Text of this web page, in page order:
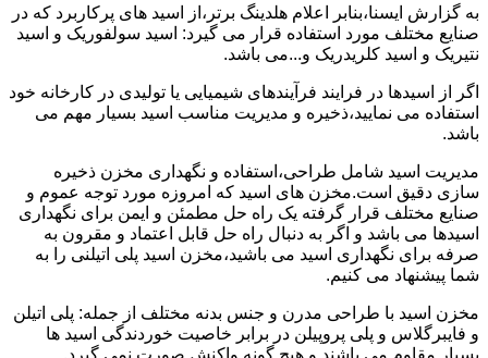
به گزارش ایسنا،بنابر اعلام هلدینگ برتر،از اسید های پرکاربرد که در
صنایع مختلف مورد استفاده قرار می گیرد: اسید سولفوریک و اسید
نتیریک و اسید کلریدریک و...می باشد.
اگر از اسیدها در فرایند فرآیندهای شیمیایی یا تولیدی در کارخانه خود
استفاده می نمایید،ذخیره و مدیریت مناسب اسید بسیار مهم می
باشد.
مدیریت اسید شامل طراحی،استفاده و نگهداری مخزن ذخیره
سازی دقیق است.مخزن های اسید که امروزه مورد توجه عموم و
صنایع مختلف قرار گرفته یک راه حل مطمئن و ایمن برای نگهداری
اسیدها می باشد و اگر به دنبال راه حل قابل اعتماد و مقرون به
صرفه برای نگهداری اسید می باشید،مخزن اسید پلی اتیلنی را به
شما پیشنهاد می کنیم.
مخزن اسید با طراحی مدرن و جنس بدنه مختلف از جمله: پلی اتیلن
و فایبرگلاس و پلی پروپیلن در برابر خاصیت خوردندگی اسید ها
بسیار مقاوم می باشند و هیچ گونه واکنش صورت نمی گیرد.